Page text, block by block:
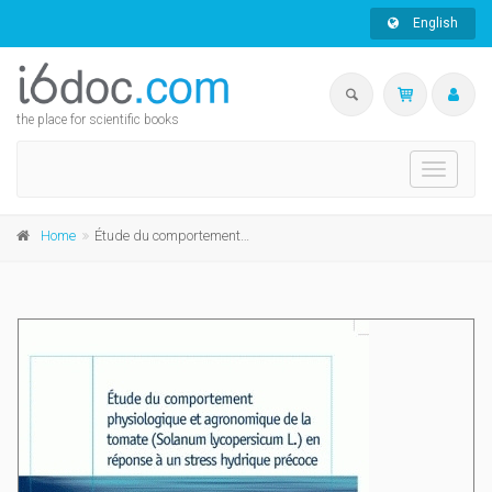
English
the place for scientific books
Toggle
Home Étude du comportement physiologique et agronomique de la tomate (Solanum lycopersicum L.) en réponse à un stress hydrique précoce